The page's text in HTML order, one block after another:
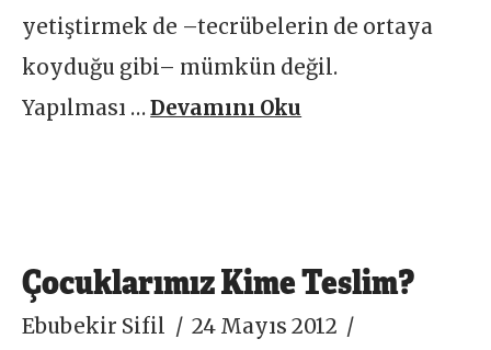
yetiştirmek de –tecrübelerin de ortaya
koyduğu gibi– mümkün değil.
Yapılması …Devamını Oku
Çocuklarımız Kime Teslim?
Ebubekir Sifil
24 Mayıs 2012